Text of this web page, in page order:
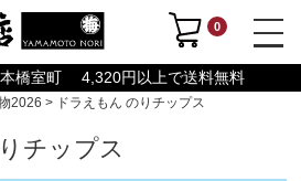
0
橋室町 4,320円以上で送料無料
2026 ドラえもん のりチップス
チップス